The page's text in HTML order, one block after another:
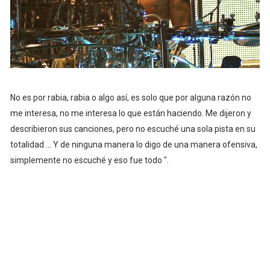
No es por rabia, rabia o algo así, es solo que por alguna razón no
me interesa, no me interesa lo que están haciendo. Me dijeron y
describieron sus canciones, pero no escuché una sola pista en su
totalidad ... Y de ninguna manera lo digo de una manera ofensiva,
simplemente no escuché y eso fue todo ".